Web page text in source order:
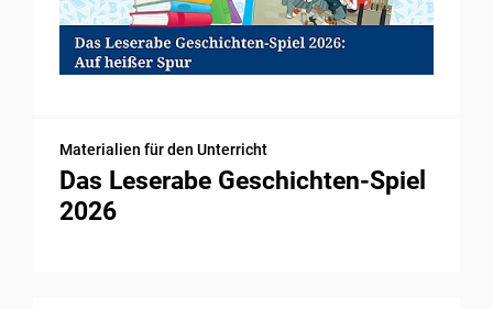
Materialien für den Unterricht
Das Leserabe Geschichten-Spiel
2026